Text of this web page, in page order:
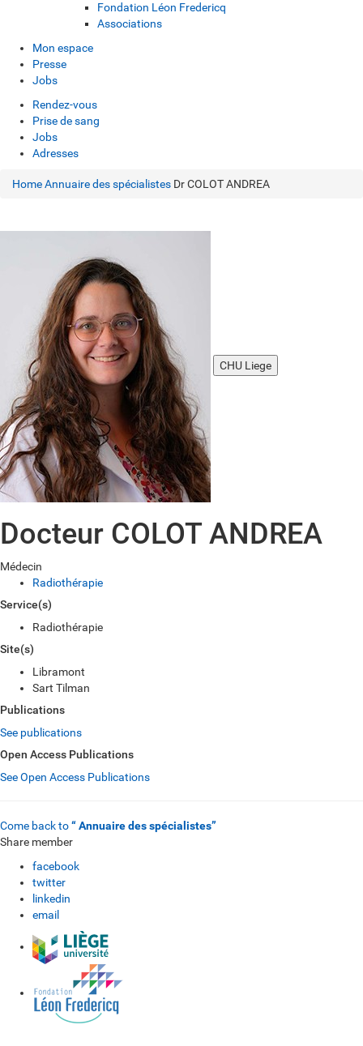
Fondation Léon Fredericq
Associations
Mon espace
Presse
Jobs
Rendez-vous
Prise de sang
Jobs
Adresses
HomeAnnuaire des spécialistes Dr COLOT ANDREA
CHU Liege
Docteur COLOT ANDREA
Médecin
Radiothérapie
Service(s)
Radiothérapie
Site(s)
Libramont
Sart Tilman
Publications
See publications
Open Access Publications
See Open Access Publications
Come back to“ Annuaire des spécialistes”
Share member
facebook
twitter
linkedin
email